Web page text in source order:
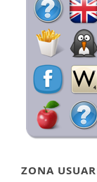
ZONA